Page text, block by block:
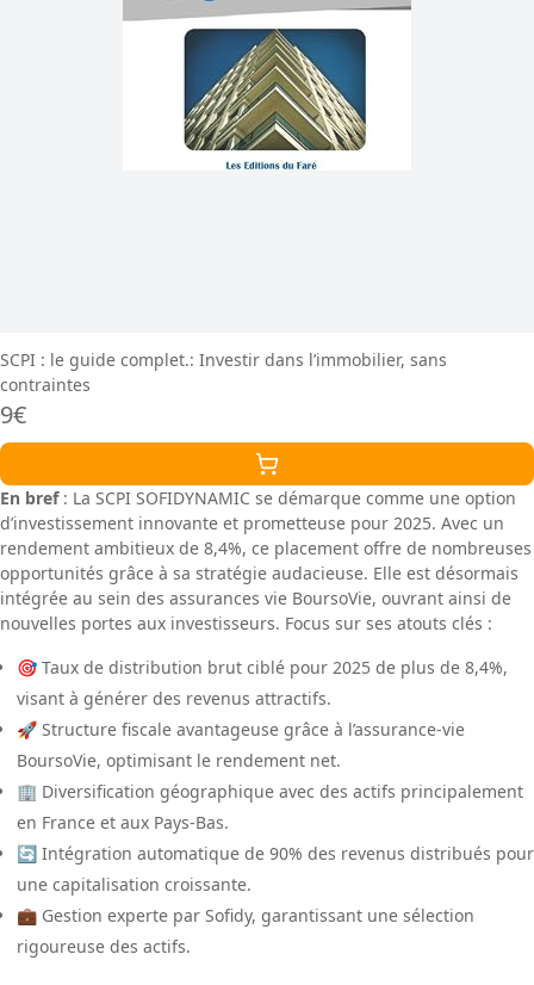
SCPI : le guide complet.: Investir dans l’immobilier, sans
contraintes
9€
En bref: La SCPI SOFIDYNAMIC se démarque comme une option
d’investissement innovante et prometteuse pour 2025. Avec un
rendement ambitieux de 8,4%, ce placement offre de nombreuses
opportunités grâce à sa stratégie audacieuse. Elle est désormais
intégrée au sein des assurances vie BoursoVie, ouvrant ainsi de
nouvelles portes aux investisseurs. Focus sur ses atouts clés :
🎯 Taux de distribution brut ciblé pour 2025 de plus de 8,4%,
visant à générer des revenus attractifs.
🚀 Structure fiscale avantageuse grâce à l’assurance-vie
BoursoVie, optimisant le rendement net.
🏢 Diversification géographique avec des actifs principalement
en France et aux Pays-Bas.
🔄 Intégration automatique de 90% des revenus distribués pour
une capitalisation croissante.
💼 Gestion experte par Sofidy, garantissant une sélection
rigoureuse des actifs.